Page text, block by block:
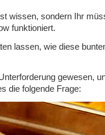
wissen, sondern Ihr
funktioniert.
lassen, wie diese
gewesen,
die folgende Frage: